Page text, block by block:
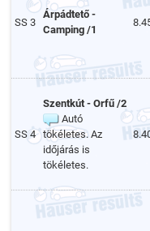
SS 3
Árpádtető -
Camping /1
SS 4
Szentkút - Orfű /2
Autó
tökéletes. Az
időjárás is
tökéletes.